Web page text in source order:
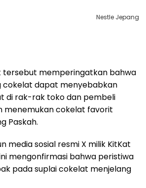
Nestle Jepang
tersebut memperingatkan bahwa
cokelat dapat menyebabkan
di rak-rak toko dan pembeli
menemukan cokelat favorit
Paskah.
media sosial resmi X milik KitKat
mengonfirmasi bahwa peristiwa
pada suplai cokelat menjelang